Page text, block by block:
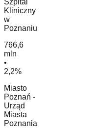
Kliniczny
w
Poznaniu
766,6
mln
•
2,2%
Miasto
Poznań -
Urząd
Miasta
Poznania